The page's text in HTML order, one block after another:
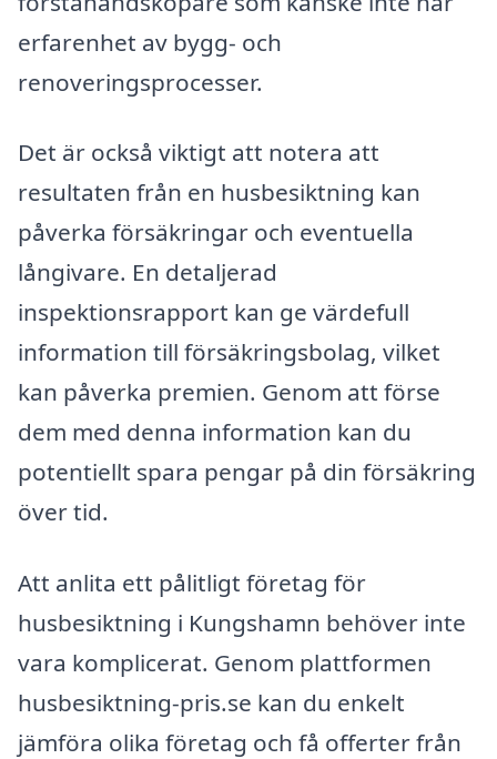
erfarenhet av bygg- och
renoveringsprocesser.
Det är också viktigt att notera att
resultaten från en husbesiktning kan
påverka försäkringar och eventuella
långivare. En detaljerad
inspektionsrapport kan ge värdefull
information till försäkringsbolag, vilket
kan påverka premien. Genom att förse
dem med denna information kan du
potentiellt spara pengar på din försäkring
över tid.
Att anlita ett pålitligt företag för
husbesiktning i Kungshamn behöver inte
vara komplicerat. Genom plattformen
husbesiktning-pris.se kan du enkelt
jämföra olika företag och få offerter från